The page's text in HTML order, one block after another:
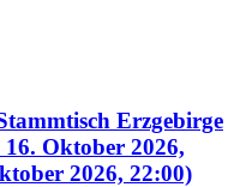
Erzgebirge
Oktober 2026,
2026, 22:00)